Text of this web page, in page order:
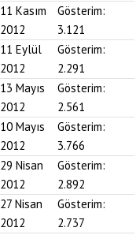
11 Kasım
2012
Gösterim:
3.121
11 Eylül
2012
Gösterim:
2.291
13 Mayıs
2012
Gösterim:
2.561
10 Mayıs
2012
Gösterim:
3.766
29 Nisan
2012
Gösterim:
2.892
27 Nisan
2012
Gösterim:
2.737